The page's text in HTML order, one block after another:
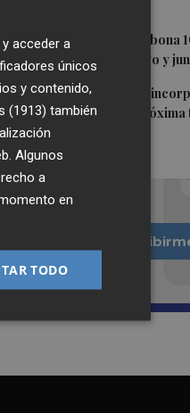
4La Generalitat abona
de oficio de mayo y
5Valencia Basket
que jugará la
Quiero
acceder a
únicos
y contenido,
(1913) también
Algunos
a
en
TODO